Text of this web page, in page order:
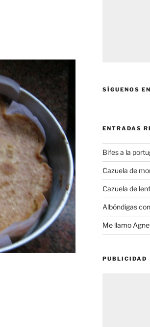
SÍGUENOS
ENTRADAS
Bifes a la
Cazuela de
Cazuela de
Albóndigas
Me llamo
PUBLICIDAD